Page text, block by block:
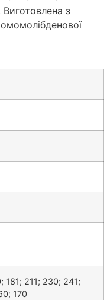
Виготовлена ​​з
181; 211; 230; 241;
170